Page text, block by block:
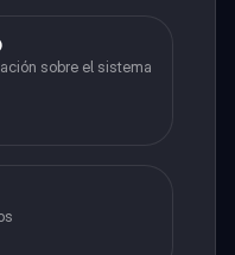
sobre el sistema